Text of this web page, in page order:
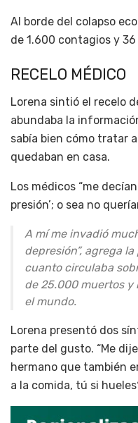
Al borde del colapso
de 1.600 contagios y
RECELO MÉDICO
Lorena sintió el recelo
abundaba la
sabía bien cómo tratar
quedaban en casa.
Los médicos “me
presión’; o sea no
A mí me invadió
depresión”, agrega
cuanto circulaba
de 25.000 muertos y
el mundo.
Lorena presentó dos
parte del gusto. “Me
hermano que también
a la comida, tú si